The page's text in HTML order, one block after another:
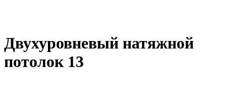
Двухуровневый натяжной
потолок 13